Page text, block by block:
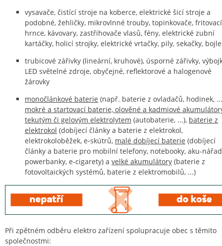
vysavače, čistící stroje na koberce, elektrické šicí stroje a
podobné, žehličky, mikrovlnné trouby, topinkovače, fritovací
hrnce, kávovary, zastřihovače vlasů, fény, elektrické zubní
kartáčky, holicí strojky, elektrické vrtačky, pily, sekačky,
trubicové zářivky (lineární, kruhové), úsporné zářivky,
LED světelné zdroje, obyčejné, reflektorové a halogenové
žárovky
monočlánkové baterie (např. baterie z ovladačů, hodinek,
mokré a startovací baterie, olověné a kadmiové
tekutým či gelovým elektrolytem (autobaterie, ...), baterie z
elektrokol (dobíjecí články a baterie z elektrokol,
elektrokoloběžek, e-skútrů, malé dobíjecí baterie (dobíjecí
články a baterie pro mobilní telefony, notebooky, aku-
powerbanky, e-cigarety) a velké akumulátory (baterie z
fotovoltaických systémů, baterie z elektromobilů, ...)
Při zpětném odběru elektro zařízení spolupracuje obec s těmito
společnostmi: